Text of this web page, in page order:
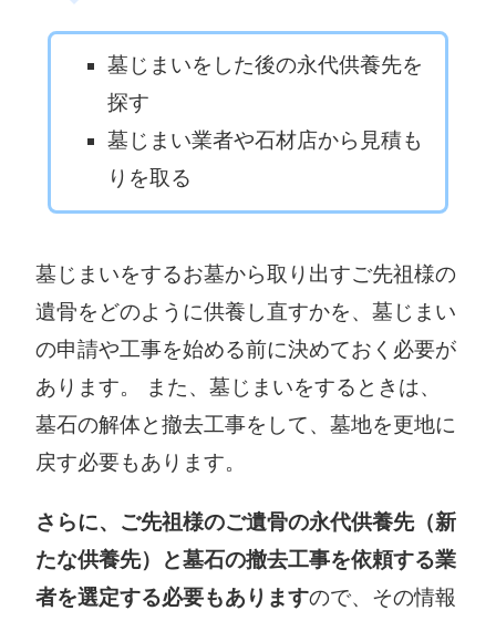
墓じまいをした後の永代供養先を
探す
墓じまい業者や石材店から見積も
りを取る
墓じまいをするお墓から取り出すご先祖様の
遺骨をどのように供養し直すかを、墓じまい
の申請や工事を始める前に決めておく必要が
あります。 また、墓じまいをするときは、
墓石の解体と撤去工事をして、墓地を更地に
戻す必要もあります。
さらに、ご先祖様のご遺骨の永代供養先（新
たな供養先）と墓石の撤去工事を依頼する業
者を選定する必要もありますので、その情報